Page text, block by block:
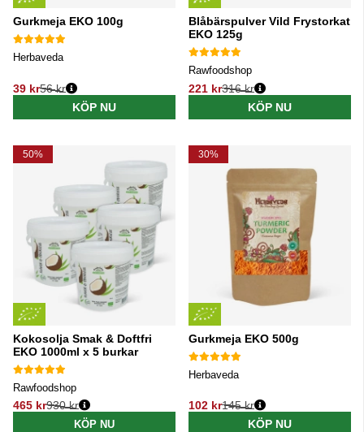
Gurkmeja EKO 100g
Herbaveda
39 kr
Ordinarie pris:
56 kr
KÖP NU
Blåbärspulver Vild Frystorkat
EKO 125g
Rawfoodshop
221 kr
Ordinarie pris:
316 kr
KÖP NU
50%
Kokosolja Smak & Doftfri
EKO 1000ml x 5 burkar
Rawfoodshop
465 kr
Ordinarie pris:
930 kr
KÖP NU
30%
Gurkmeja EKO 500g
Herbaveda
102 kr
Ordinarie pris:
145 kr
KÖP NU